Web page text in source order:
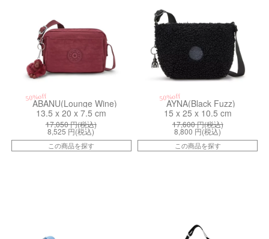
50%off
ABANU(Lounge Wine)
13.5 x 20 x 7.5 cm
17,050円(税込)
8,525 円(税込)
この商品を探す
50%off
AYNA(Black Fuzz)
15 x 25 x 10.5 cm
17,600円(税込)
8,800 円(税込)
この商品を探す